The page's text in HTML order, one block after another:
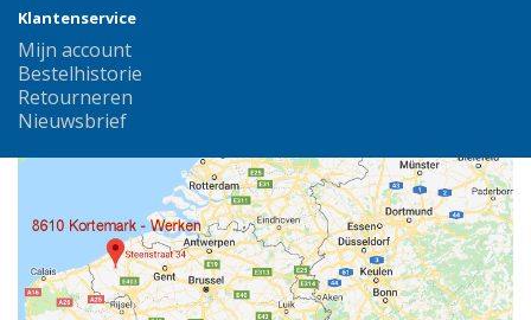
Klantenservice
Mijn account
Bestelhistorie
Retourneren
Nieuwsbrief